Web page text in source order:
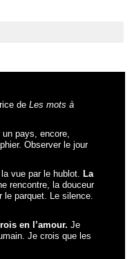
de Les mots à
pays, encore,
Observer le jour
vue par le hublot. La
rencontre, la douceur
le parquet. Le silence.
en l’amour. Je
Je crois que les